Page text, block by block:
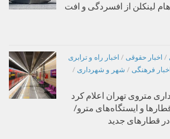
لینکلن از افسردگی و افت
/ اخبار حقوقی / اخبار راه و ترابری
فرهنگی / شهر و شهرداری /
متروی تهران اعلام کرد
و ایستگاه‌های مترو/
قطارهای جدید